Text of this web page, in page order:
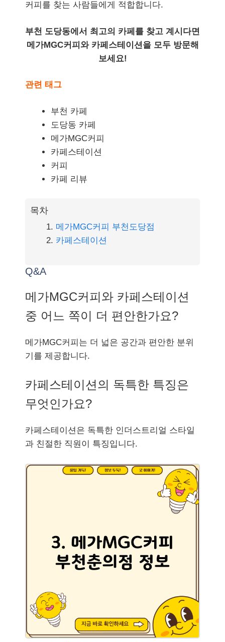
커피를 찾는 사람들에게 적합합니다.
부천 도당동에서 최고의 카페를 찾고 계시다면
메가MGC커피와 카페스테이션을 모두 방문해
보세요!
관련 태그
부천 카페
도당동 카페
메가MGC커피
카페스테이션
커피
카페 리뷰
목차
메가MGC커피 부천도당점
카페스테이션
Q&A
메가MGC커피와 카페스테이션
중 어느 쪽이 더 편안한가요?
메가MGC커피는 더 넓은 공간과 편안한 분위
기를 제공합니다.
카페스테이션의 독특한 특징은
무엇인가요?
카페스테이션은 독특한 인더스트리얼 스타일
과 친절한 직원이 특징입니다.